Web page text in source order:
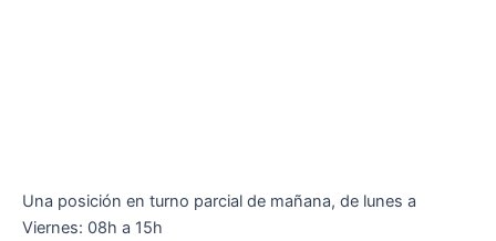
Una posición en turno parcial de mañana, de lunes a
Viernes: 08h a 15h